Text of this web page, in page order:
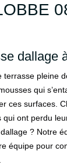
dallage
terrasse pleine
qui
ces surfaces.
qui ont perdu
? Notre
équipe pour